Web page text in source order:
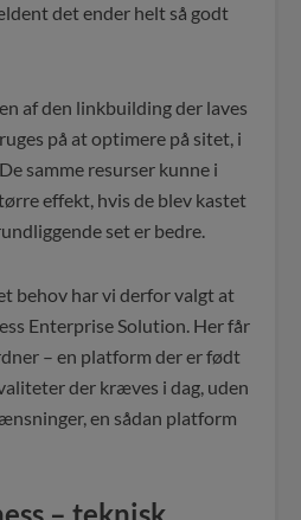
det ender helt så godt
af den linkbuilding der laves
på at optimere på sitet, i
samme resurser kunne i
effekt, hvis de blev kastet
set er bedre.
behov har vi derfor valgt at
Enterprise Solution. Her får
– en platform der er født
der kræves i dag, uden
en sådan platform